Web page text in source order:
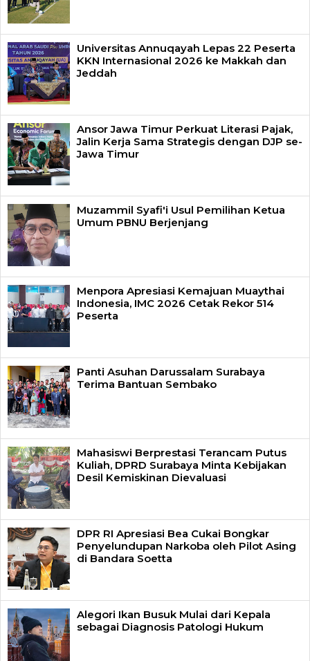
Universitas Annuqayah Lepas 22 Peserta
KKN Internasional 2026 ke Makkah dan
Jeddah
Ansor Jawa Timur Perkuat Literasi Pajak,
Jalin Kerja Sama Strategis dengan DJP se-
Jawa Timur
Muzammil Syafi'i Usul Pemilihan Ketua
Umum PBNU Berjenjang
Menpora Apresiasi Kemajuan Muaythai
Indonesia, IMC 2026 Cetak Rekor 514
Peserta
Panti Asuhan Darussalam Surabaya
Terima Bantuan Sembako
Mahasiswi Berprestasi Terancam Putus
Kuliah, DPRD Surabaya Minta Kebijakan
Desil Kemiskinan Dievaluasi
DPR RI Apresiasi Bea Cukai Bongkar
Penyelundupan Narkoba oleh Pilot Asing
di Bandara Soetta
Alegori Ikan Busuk Mulai dari Kepala
sebagai Diagnosis Patologi Hukum